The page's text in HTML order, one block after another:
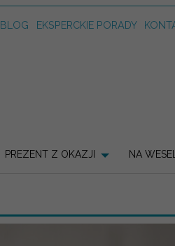
BLOG EKSPERCKIE PORADY
PREZENT Z OKAZJI NA